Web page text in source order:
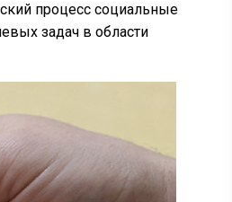
процесс социальные
задач в области